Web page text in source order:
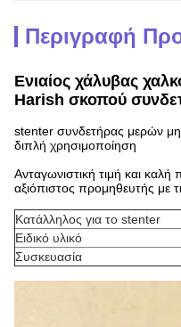
Περιγραφή
Ενιαίος χάλυβας
Harish σκοπού
stenter συνδετήρας μερών
διπλή χρησιμοποίηση
Ανταγωνιστική τιμή και καλή
αξιόπιστος προμηθευτής
Κατάλληλος για το stenter
Ειδικό υλικό
Συσκευασία